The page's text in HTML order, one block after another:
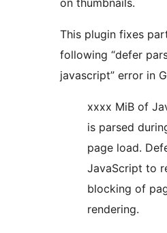
on thumbnails.
This plugin fixes
following “defer
javascript” error in
xxxx MiB of
is parsed
page load.
JavaScript to
blocking of
rendering.